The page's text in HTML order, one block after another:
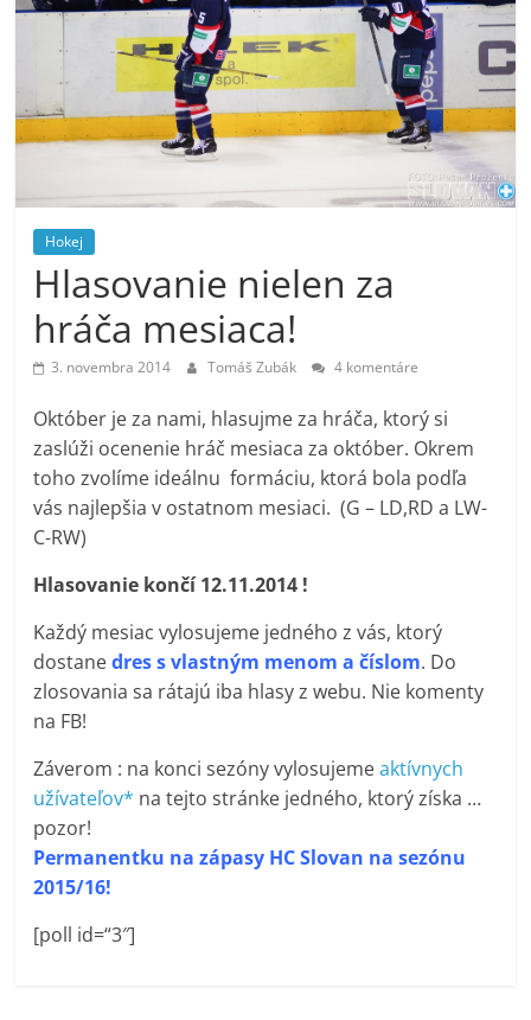
Hokej
Hlasovanie nielen za
hráča mesiaca!
3. novembra 2014 Tomáš Zubák 4 komentáre
Október je za nami, hlasujme za hráča, ktorý si
zaslúži ocenenie hráč mesiaca za október. Okrem
toho zvolíme ideálnu formáciu, ktorá bola podľa
vás najlepšia v ostatnom mesiaci. (G – LD,RD a LW-
C-RW)
Hlasovanie končí 12.11.2014 !
Každý mesiac vylosujeme jedného z vás, ktorý
dostanedres s vlastným menom a číslom. Do
zlosovania sa rátajú iba hlasy z webu. Nie komenty
na FB!
Záverom : na konci sezóny vylosujemeaktívnych
užívateľov* na tejto stránke jedného, ktorý získa …
pozor!
Permanentku na zápasy HC Slovan na sezónu
2015/16!
[poll id=“3″]